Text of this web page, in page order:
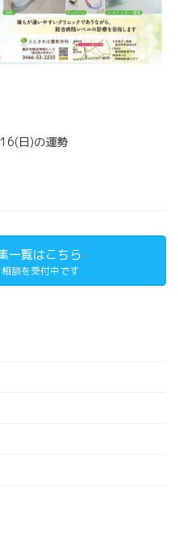
日)の運勢
一覧はこちら
談を受付中です